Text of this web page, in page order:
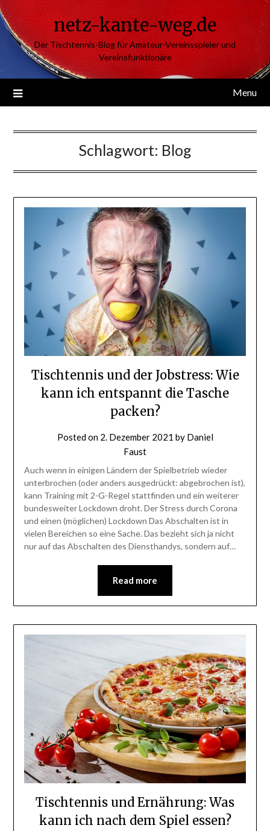
Skip
to
content
netz-kante-weg.de
Der Tischtennis-Blog für Amateur-Vereinsspieler und
Vereinsfunktionäre
Menu
Schlagwort: Blog
Tischtennis und der Jobstress: Wie
kann ich entspannt die Tasche
packen?
Posted on 2. Dezember 2021 by Daniel
Faust
Auch wenn in einigen Ländern der Spielbetrieb wieder
unterbrochen (oder anders ausgedrückt: abgebrochen ist),
kann Training mit 2-G-Regel stattfinden und ein weiterer
bundesweiter Lockdown droht. Der Stress durch Corona
und einen (möglichen) Lockdown Das Abschalten ist in
vielen Bereichen so eine Sache. Das bezieht sich ja nicht
nur auf das Abschalten des Diensthandys, sondern auf…
Read more
Tischtennis und Ernährung: Was
kann ich nach dem Spiel essen?